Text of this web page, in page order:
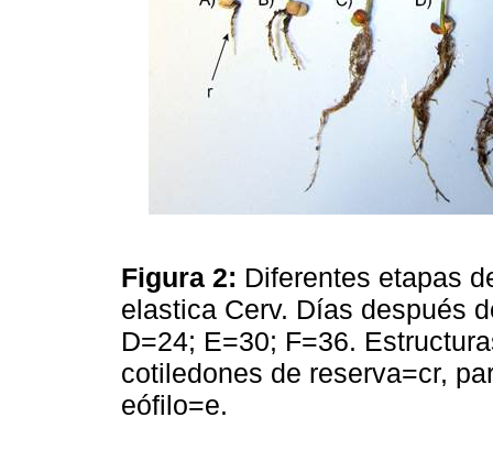
Figura 2: Diferentes etapas
elastica Cerv. Días después
D=24; E=30; F=36.
cotiledones de reserva=cr,
eófilo=e.